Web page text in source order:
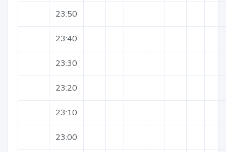
23:50
23:40
23:30
23:20
23:10
23:00